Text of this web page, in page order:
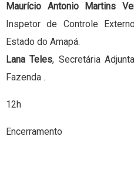
Maurício Antonio Martins
Inspetor de Controle
Estado do Amapá.
Lana Teles, Secretária
Fazenda .
12h
Encerramento